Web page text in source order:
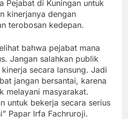
Pejabat di Kuningan untuk
kinerjanya dengan
terobosan kedepan.
bahwa pejabat mana
Jangan salahkan publik
secara lansung. Jadi
jangan bersantai, karena
melayani masyarakat.
untuk bekerja secara serius
Papar Irfa Fachruroji.